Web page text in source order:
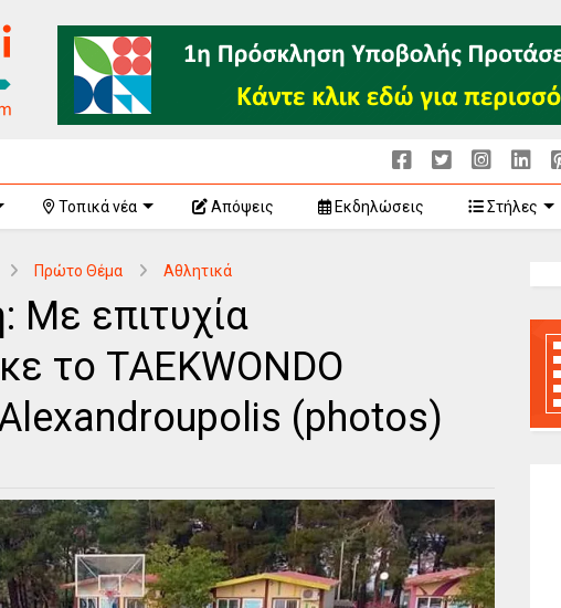
Τοπικά νέα Απόψεις Εκδηλώσεις Στήλες
Πρώτο Θέμα Αθλητικά
Με επιτυχία
το TAEKWONDO
(photos)